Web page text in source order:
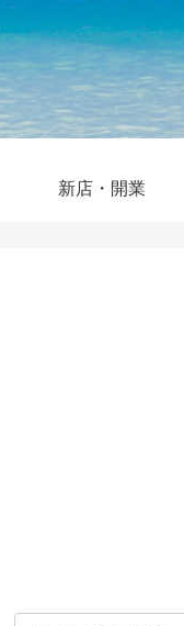
新店・開業